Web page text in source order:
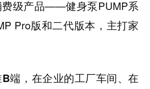
费级产品——健身泵PUMP系
Pro版和二代版本，主打家
端，在企业的工厂车间、在